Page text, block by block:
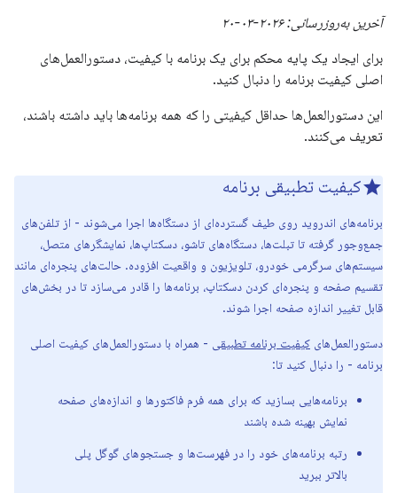
آخرین به‌روزرسانی: ۲۰۲۶-۰۳-۲۰
برای ایجاد یک پایه محکم برای یک برنامه با کیفیت، دستورالعمل‌های
اصلی کیفیت برنامه را دنبال کنید.
این دستورالعمل‌ها حداقل کیفیتی را که همه برنامه‌ها باید داشته باشند،
تعریف می‌کنند.
کیفیت تطبیقی ​​برنامه
برنامه‌های اندروید روی طیف گسترده‌ای از دستگاه‌ها اجرا می‌شوند - از تلفن‌های
جمع‌وجور گرفته تا تبلت‌ها، دستگاه‌های تاشو، دسکتاپ‌ها، نمایشگرهای متصل،
سیستم‌های سرگرمی خودرو، تلویزیون و واقعیت افزوده. حالت‌های پنجره‌ای مانند
تقسیم صفحه و پنجره‌ای کردن دسکتاپ، برنامه‌ها را قادر می‌سازد تا در بخش‌های
قابل تغییر اندازه صفحه اجرا شوند.
دستورالعمل‌های کیفیت برنامه تطبیقی ​​- همراه با دستورالعمل‌های کیفیت اصلی
برنامه - را دنبال کنید تا:
برنامه‌هایی بسازید که برای همه فرم فاکتورها و اندازه‌های صفحه
نمایش بهینه شده باشند
رتبه برنامه‌های خود را در فهرست‌ها و جستجوهای گوگل پلی
بالاتر ببرید